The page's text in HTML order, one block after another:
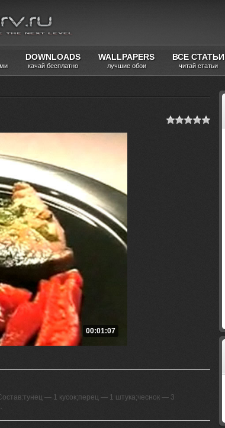
DOWNLOADS
качай бесплатно
WALLPAPERS
лучшие обои
ВСЕ СТАТЬИ
читай статьи
00:01:07
— 1 кусок;перец — 1 штука;чеснок — 3